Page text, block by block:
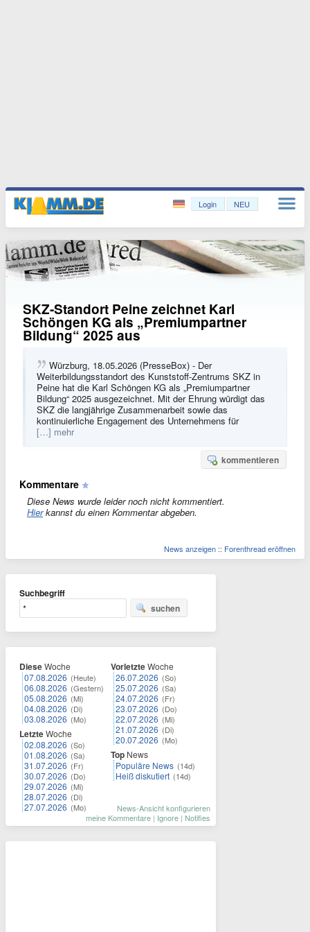
Login NEU
SKZ-Standort Peine zeichnet Karl
Schöngen KG als „Premiumpartner
Bildung“ 2025 aus
Würzburg, 18.05.2026 (PresseBox) - Der
Weiterbildungsstandort des Kunststoff-Zentrums SKZ in
Peine hat die Karl Schöngen KG als „Premiumpartner
Bildung“ 2025 ausgezeichnet. Mit der Ehrung würdigt das
SKZ die langjährige Zusammenarbeit sowie das
kontinuierliche Engagement des Unternehmens für
[…] mehr
kommentieren
Kommentare
Diese News wurde leider noch nicht kommentiert.
Hierkannst du einen Kommentar abgeben.
News anzeigen :: Forenthread eröffnen
Suchbegriff
suchen
DieseWoche
07.08.2026 (Heute)
06.08.2026 (Gestern)
05.08.2026 (Mi)
04.08.2026 (Di)
03.08.2026 (Mo)
LetzteWoche
02.08.2026 (So)
01.08.2026 (Sa)
31.07.2026 (Fr)
30.07.2026 (Do)
29.07.2026 (Mi)
28.07.2026 (Di)
27.07.2026 (Mo)
VorletzteWoche
26.07.2026 (So)
25.07.2026 (Sa)
24.07.2026 (Fr)
23.07.2026 (Do)
22.07.2026 (Mi)
21.07.2026 (Di)
20.07.2026 (Mo)
Top News
Populäre News (14d)
Heiß diskutiert (14d)
News-Ansicht konfigurieren
meine Kommentare | Ignore | Notifies